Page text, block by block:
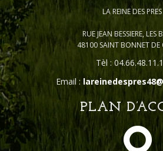
LA REINE DES PRES
RUE JEAN BESSIERE, LES
48100 SAINT BONNET DE
Tèl :
Email :
PLAN